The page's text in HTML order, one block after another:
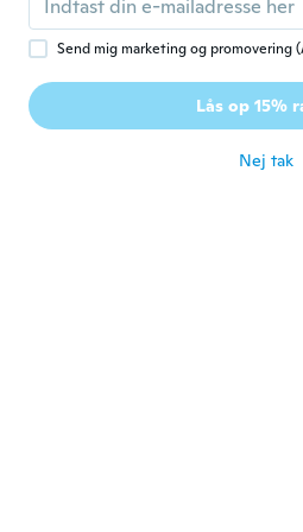
for ca. 5 år siden
Nathon
Tilmeldt 2019 · 3
Send mig marketing og promovering
Lås op 15%
Nej tak